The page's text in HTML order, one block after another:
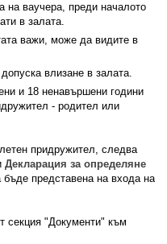
на ваучера, преди началото
в залата.
важи, може да видите в
влизане в залата.
и 18 ненавършени години
- родител или
придружител, следва
Декларация за определяне
бъде представена на входа на
секция "Документи" към